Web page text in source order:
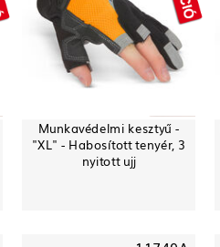
Munkavédelmi kesztyű -
"XL" - Habosított tenyér, 3
nyitott ujj